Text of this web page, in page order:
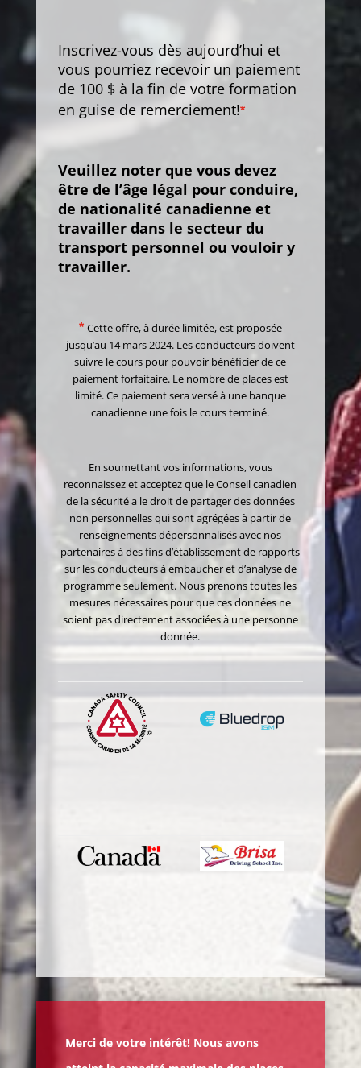
Inscrivez-vous dès aujourd’hui et
vous pourriez recevoir un paiement
de 100 $ à la fin de votre formation
en guise de remerciement!*
Veuillez noter que vous devez
être de l’âge légal pour conduire,
de nationalité canadienne et
travailler dans le secteur du
transport personnel ou vouloir y
travailler.
* Cette offre, à durée limitée, est proposée
jusqu’au 14 mars 2024. Les conducteurs doivent
suivre le cours pour pouvoir bénéficier de ce
paiement forfaitaire. Le nombre de places est
limité. Ce paiement sera versé à une banque
canadienne une fois le cours terminé.
En soumettant vos informations, vous
reconnaissez et acceptez que le Conseil canadien
de la sécurité a le droit de partager des données
non personnelles qui sont agrégées à partir de
renseignements dépersonnalisés avec nos
partenaires à des fins d’établissement de rapports
sur les conducteurs à embaucher et d’analyse de
programme seulement. Nous prenons toutes les
mesures nécessaires pour que ces données ne
soient pas directement associées à une personne
donnée.
Merci de votre intérêt! Nous avons